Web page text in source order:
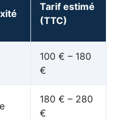
Tarif estimé
(TTC)
100 € – 180
€
180 € – 280
€